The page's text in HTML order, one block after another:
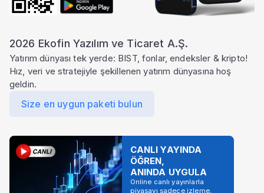
2026 Ekofin Yazılım ve Ticaret A.Ş.
Yatırım dünyası tek yerde: BIST, fonlar, endeksler & kripto!
Hız, veri ve stratejiyle şekillenen yatırım dünyasına hoş
geldin.
Size en uygun paketi bulun
CANLI YAYINDA
ÖĞREN,
ANINDA UYGULA
Online canlı yayınlarla
piyasayı sadece izleme,